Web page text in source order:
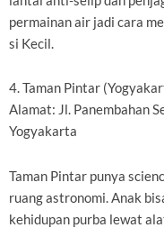
permainan air jadi cara
si Kecil.
4. Taman Pintar
Alamat: Jl. Panembahan
Yogyakarta
Taman Pintar punya
ruang astronomi. Anak
kehidupan purba lewat